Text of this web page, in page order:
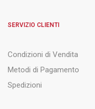
SERVIZIO CLIENTI
Condizioni di Vendita
Metodi di Pagamento
Spedizioni